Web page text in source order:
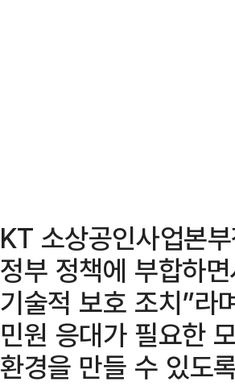
KT 소상공인사업본
정부 정책에 부합하
기술적 보호 조치”라
민원 응대가 필요한
환경을 만들 수 있도